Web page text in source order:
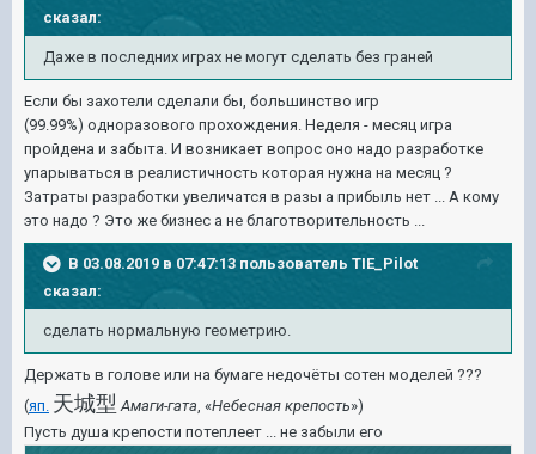
сказал:
Даже в последних играх не могут сделать без граней
Если бы захотели сделали бы, большинство игр
(99.99%) одноразового прохождения. Неделя - месяц игра
пройдена и забыта. И возникает вопрос оно надо разработке
упарываться в реалистичность которая нужна на месяц ?
Затраты разработки увеличатся в разы а прибыль нет ... А кому
это надо ? Это же бизнес а не благотворительность ...
В 03.08.2019 в 07:47:13 пользователь TIE_Pilot
сказал:
сделать нормальную геометрию.
Держать в голове или на бумаге недочёты сотен моделей ???
(яп. 天城型 Амаги-гата , «Небесная крепость»)
Пусть душа крепости потеплеет ... не забыли его